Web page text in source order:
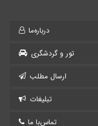
درباره‌ما
تور و گردشگری
ارسال مطلب
تبلیغات
تماس‌با ما